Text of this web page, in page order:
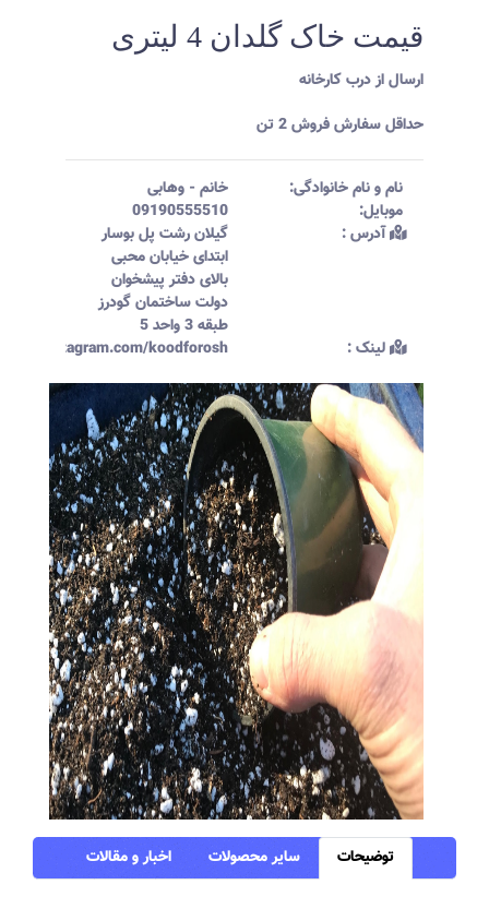
قیمت خاک گلدان 4 لیتری
ارسال از درب کارخانه
حداقل سفارش فروش 2 تن
نام و نام خانوادگی:‌ خانم - وهابی
موبایل:‌
09190555510
آدرس :‌
گیلان رشت پل بوسار
ابتدای خیابان محبی
بالای دفتر پیشخوان
دولت ساختمان گودرز
طبقه 3 واحد 5
لینک :‌
instagram.com/koodforosh
توضیحات سایر محصولات اخبار و مقالات